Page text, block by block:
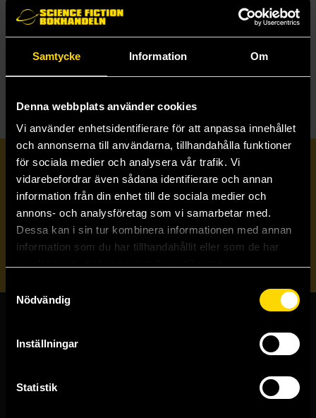
Samtycke Information Om
Denna webbplats använder cookies
Vi använder enhetsidentifierare för att anpassa innehållet
och annonserna till användarna, tillhandahålla funktioner
för sociala medier och analysera vår trafik. Vi
vidarebefordrar även sådana identifierare och annan
information från din enhet till de sociala medier och
annons- och analysföretag som vi samarbetar med.
Dessa kan i sin tur kombinera informationen med annan
information som du har tillhandahållit eller som de har
Nödvändig
Inställningar
Statistik
KORTROMAN
LÄROBOK
NOVELL
SAMLINGSVOLYM
TECKNA & MÅLA TECKNAD SERIE
Prenumerera på vårt nyhetsbrev
Veckobrevet
Skicka
Butiker & kundtjänst
Västerlånggatan 48